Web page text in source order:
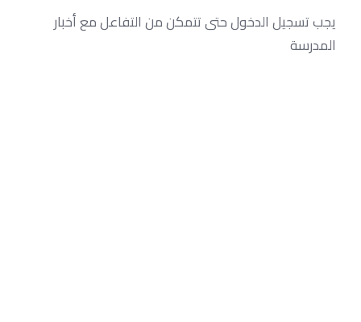
يجب تسجيل الدخول حتى تتمكن من التفاعل مع أخبار
المدرسة